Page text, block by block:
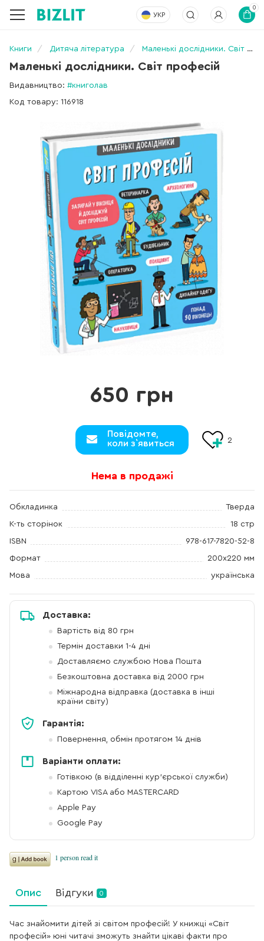
УКР
0
Книги Дитяча література Маленькі дослідники. Світ професій
Маленькі дослідники. Світ професій
Видавництво: #книголав
Код товару: 116918
650 грн
Повідомте,
коли з`явиться
2
Нема в продажі
Обкладинка Тверда
К-ть сторінок 18 стр
ISBN 978-617-7820-52-8
Формат 200х220 мм
Мова українська
Доставка:
Вартість від 80 грн
Термін доставки 1-4 дні
Доставляємо службою Нова Пошта
Безкоштовна доставка від 2000 грн
Міжнародна відправка (доставка в інші
країни світу)
Гарантія:
Повернення, обмін протягом 14 днів
Варіанти оплати:
Готівкою (в відділенні кур'єрської служби)
Картою VISA або MASTERCARD
Apple Pay
Google Pay
Опис Відгуки 0
Час знайомити дітей зі світом професій! У книжці «Світ
професій» юні читачі зможуть знайти цікаві факти про